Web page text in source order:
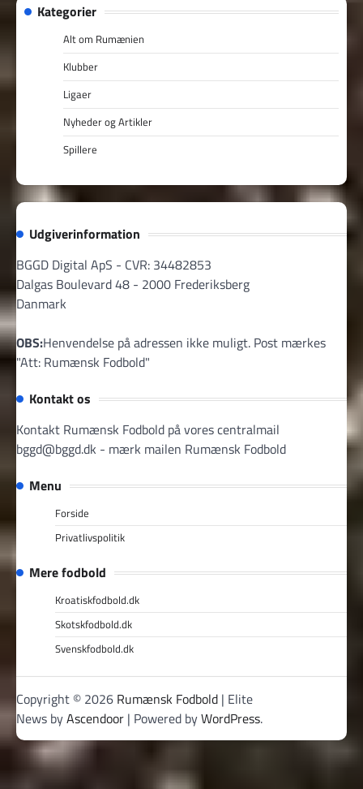
Kategorier
Alt om Rumænien
Klubber
Ligaer
Nyheder og Artikler
Spillere
Udgiverinformation
BGGD Digital ApS - CVR: 34482853
Dalgas Boulevard 48 - 2000 Frederiksberg
Danmark
OBS:Henvendelse på adressen ikke muligt. Post mærkes
"Att: Rumænsk Fodbold"
Kontakt os
Kontakt Rumænsk Fodbold på vores centralmail
bggd@bggd.dk - mærk mailen Rumænsk Fodbold
Menu
Forside
Privatlivspolitik
Mere fodbold
Kroatiskfodbold.dk
Skotskfodbold.dk
Svenskfodbold.dk
Copyright © 2026 Rumænsk Fodbold | Elite
News byAscendoor | Powered byWordPress.